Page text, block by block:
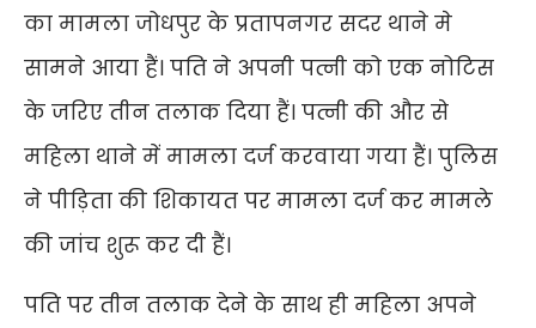
का मामला जोधपुर के प्रतापनगर सदर थाने मे
सामने आया हैं। पति ने अपनी पत्नी को एक नोटिस
के जरिए तीन तलाक दिया हैं। पत्नी की और से
महिला थाने में मामला दर्ज करवाया गया हैं। पुलिस
ने पीड़िता की शिकायत पर मामला दर्ज कर मामले
की जांच शुरू कर दी हैं।
पति पर तीन तलाक देने के साथ ही महिला अपने